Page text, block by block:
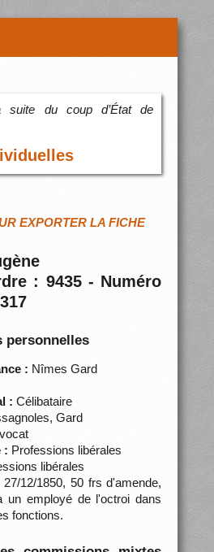
suite du coup d’État de
EXPORTER LA FICHE
: 9435 - Numéro
personnelles
: Nîmes Gard
: Célibataire
Gard
: Professions libérales
libérales
27/12/1850, 50 frs d'amende,
un employé de l'octroi dans
fonctions.